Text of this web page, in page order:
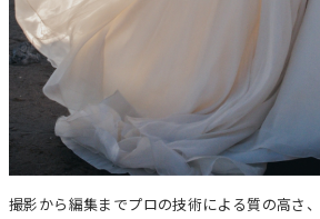
撮影から編集までプロの技術による質の高さ